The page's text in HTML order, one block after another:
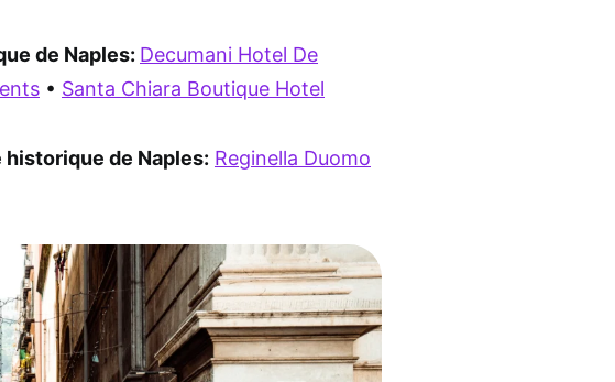
de Naples: Decumani Hotel De
• Santa Chiara Boutique Hotel
de Naples: Reginella Duomo